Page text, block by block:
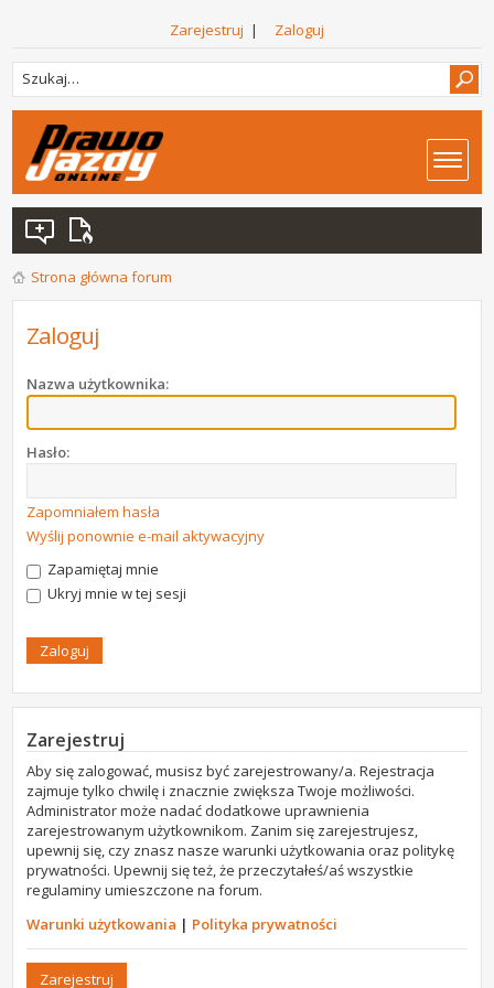
Zarejestruj | Zaloguj
Strona główna forum
Zaloguj
Nazwa użytkownika:
Hasło:
Zapomniałem hasła
Wyślij ponownie e-mail aktywacyjny
Zapamiętaj mnie
Ukryj mnie w tej sesji
Zarejestruj
Aby się zalogować, musisz być zarejestrowany/a. Rejestracja
zajmuje tylko chwilę i znacznie zwiększa Twoje możliwości.
Administrator może nadać dodatkowe uprawnienia
zarejestrowanym użytkownikom. Zanim się zarejestrujesz,
upewnij się, czy znasz nasze warunki użytkowania oraz politykę
prywatności. Upewnij się też, że przeczytałeś/aś wszystkie
regulaminy umieszczone na forum.
Warunki użytkowania | Polityka prywatności
Zarejestruj